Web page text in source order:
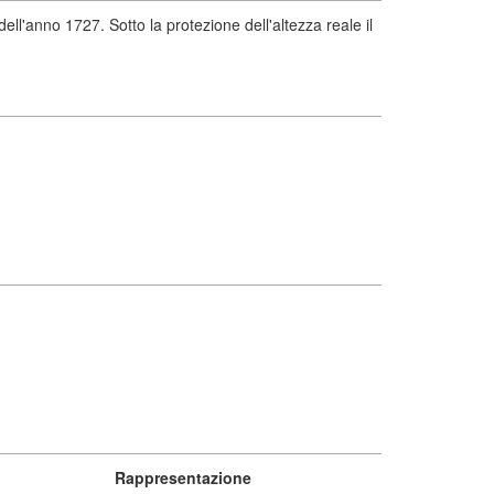
1727. Sotto la protezione dell'altezza reale il
Rappresentazione